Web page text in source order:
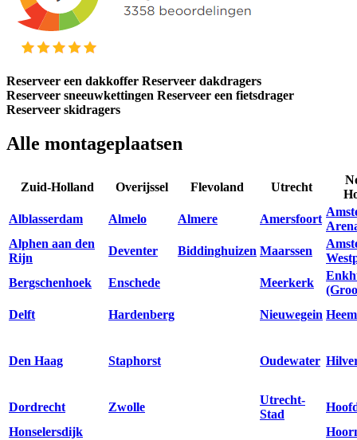
Reserveer een dakkoffer Reserveer dakdragers
Reserveer sneeuwkettingen Reserveer een fietsdrager
Reserveer skidragers
Alle montageplaatsen
Zuid-Holland Overijssel Flevoland Utrecht
Alblasserdam
Almelo Almere Amersfoort
Alphen aan den
Rijn
Deventer Biddinghuizen Maarssen
Bergschenhoek
Enschede Meerkerk
Delft
Hardenberg Nieuwegein
Den Haag Staphorst Oudewater
Dordrecht Zwolle
Utrecht-
Stad
Honselersdijk